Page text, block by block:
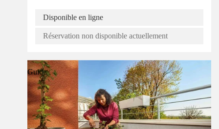
Disponible en ligne
Réservation non disponible actuellement
Guide